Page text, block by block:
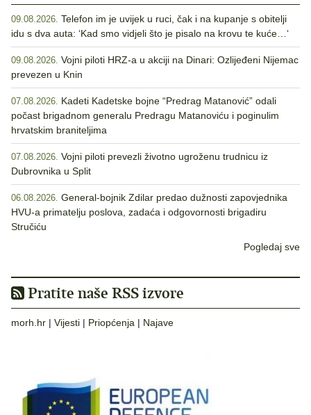
09.08.2026. Telefon im je uvijek u ruci, čak i na kupanje s obitelji
idu s dva auta: ‘Kad smo vidjeli što je pisalo na krovu te kuće…‘
09.08.2026. Vojni piloti HRZ-a u akciji na Dinari: Ozlijeđeni Nijemac
prevezen u Knin
07.08.2026. Kadeti Kadetske bojne “Predrag Matanović” odali
počast brigadnom generalu Predragu Matanoviću i poginulim
hrvatskim braniteljima
07.08.2026. Vojni piloti prevezli životno ugroženu trudnicu iz
Dubrovnika u Split
06.08.2026. General-bojnik Zdilar predao dužnosti zapovjednika
HVU-a primatelju poslova, zadaća i odgovornosti brigadiru
Stručiću
Pogledaj sve
Pratite naše RSS izvore
morh.hr | Vijesti | Priopćenja | Najave